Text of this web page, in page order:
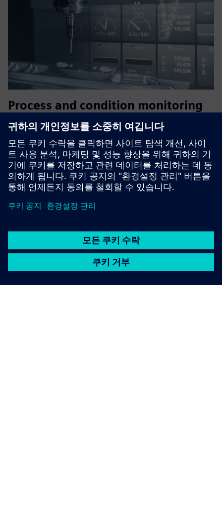
Process and condition monitoring
for machine tools
파손, 누락, 마모, 충돌 감지, 적응형 제어 (AC) 및 CBM을 위
한 고급 프로세스 모니터링 시스템 및 GEM CMS.
자세히 알아보기